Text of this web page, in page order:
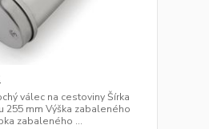
válec na cestoviny Šírka
255 mm Výška zabaleného
zabaleného ...